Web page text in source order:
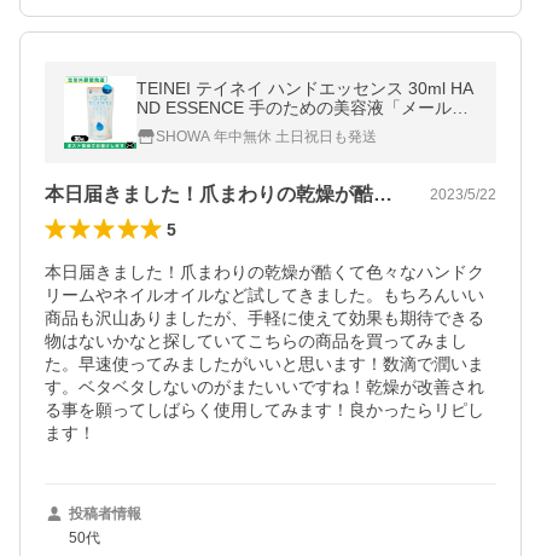
TEINEI テイネイ ハンドエッセンス 30ml HA
ND ESSENCE 手のための美容液「メール便
日本郵便送料無料」「当日出荷」
SHOWA 年中無休 土日祝日も発送
本日届きました！爪まわりの乾燥が酷くて… 2023/5/22
5
本日届きました！爪まわりの乾燥が酷くて色々なハンドク
リームやネイルオイルなど試してきました。もちろんいい
商品も沢山ありましたが、手軽に使えて効果も期待できる
物はないかなと探していてこちらの商品を買ってみまし
た。早速使ってみましたがいいと思います！数滴で潤いま
す。ベタベタしないのがまたいいですね！乾燥が改善され
る事を願ってしばらく使用してみます！良かったらリピし
ます！
投稿者情報
50代